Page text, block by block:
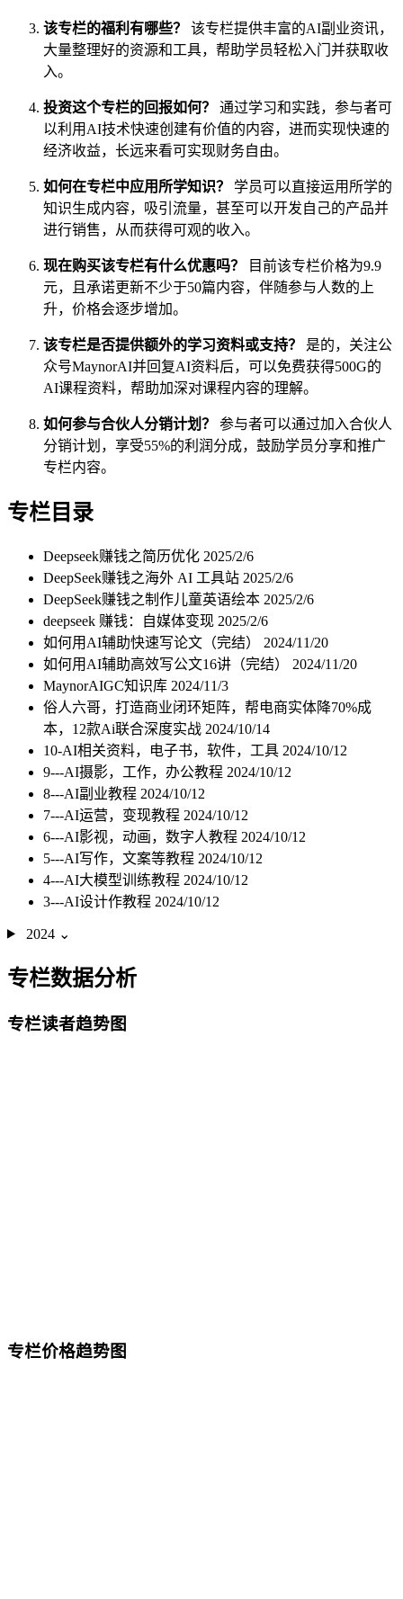
该专栏的福利有哪些？
该专栏提供丰富的AI副业资讯，
大量整理好的资源和工具，帮助学员轻松入门并获取收
入。
投资这个专栏的回报如何？
通过学习和实践，参与者可
以利用AI技术快速创建有价值的内容，进而实现快速的
经济收益，长远来看可实现财务自由。
如何在专栏中应用所学知识？
学员可以直接运用所学的
知识生成内容，吸引流量，甚至可以开发自己的产品并
进行销售，从而获得可观的收入。
现在购买该专栏有什么优惠吗？
目前该专栏价格为9.9
元，且承诺更新不少于50篇内容，伴随参与人数的上
升，价格会逐步增加。
该专栏是否提供额外的学习资料或支持？
是的，关注公
众号MaynorAI并回复AI资料后，可以免费获得500G的
AI课程资料，帮助加深对课程内容的理解。
如何参与合伙人分销计划？
参与者可以通过加入合伙人
分销计划，享受55%的利润分成，鼓励学员分享和推广
专栏内容。
专栏目录
Deepseek赚钱之简历优化 2025/2/6
DeepSeek赚钱之海外 AI 工具站 2025/2/6
DeepSeek赚钱之制作儿童英语绘本 2025/2/6
deepseek 赚钱：自媒体变现 2025/2/6
如何用AI辅助快速写论文（完结） 2024/11/20
如何用AI辅助高效写公文16讲（完结） 2024/11/20
MaynorAIGC知识库 2024/11/3
俗人六哥，打造商业闭环矩阵，帮电商实体降70%成
本，12款Ai联合深度实战 2024/10/14
10-AI相关资料，电子书，软件，工具 2024/10/12
9---AI摄影，工作，办公教程 2024/10/12
8---AI副业教程 2024/10/12
7---AI运营，变现教程 2024/10/12
6---AI影视，动画，数字人教程 2024/10/12
5---AI写作，文案等教程 2024/10/12
4---AI大模型训练教程 2024/10/12
3---AI设计作教程 2024/10/12
2024 ⌄
专栏数据分析
专栏读者趋势图
专栏价格趋势图